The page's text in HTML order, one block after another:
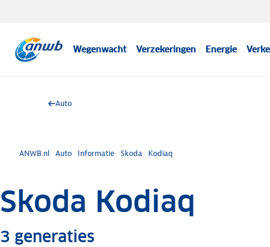
Wegenwacht Verzekeringen Energie
Auto
ANWB.nl Auto Informatie Skoda Kodiaq
Skoda Kodiaq
3 generaties